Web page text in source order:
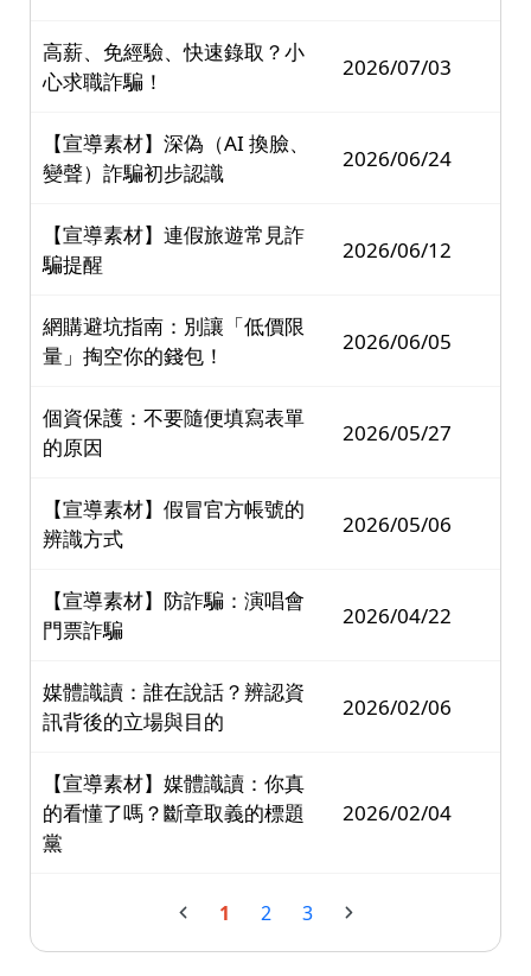
高薪、免經驗、快速錄取？小
心求職詐騙！
2026/07/03
【宣導素材】深偽（AI 換臉、
變聲）詐騙初步認識
2026/06/24
【宣導素材】連假旅遊常見詐
騙提醒
2026/06/12
網購避坑指南：別讓「低價限
量」掏空你的錢包！
2026/06/05
個資保護：不要隨便填寫表單
的原因
2026/05/27
【宣導素材】假冒官方帳號的
辨識方式
2026/05/06
【宣導素材】防詐騙：演唱會
門票詐騙
2026/04/22
媒體識讀：誰在說話？辨認資
訊背後的立場與目的
2026/02/06
【宣導素材】媒體識讀：你真
的看懂了嗎？斷章取義的標題
黨
2026/02/04
1 2 3